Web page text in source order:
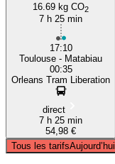
16.69 kg CO2
7 h 25 min
17:10
Toulouse - Matabiau
00:35
Orleans Tram Liberation
direct
7 h 25 min
54,98 €
Tous les tarifsAujourd’hui